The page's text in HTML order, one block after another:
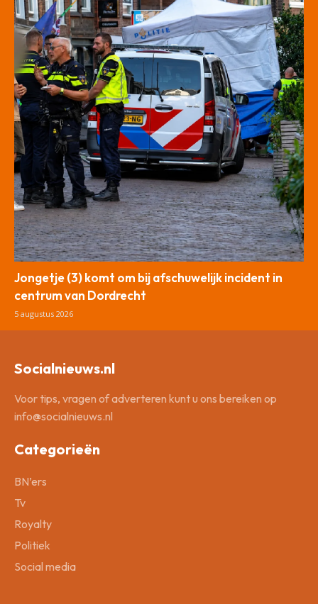
Jongetje (3) komt om bij afschuwelijk incident in
centrum van Dordrecht
5 augustus 2026
Socialnieuws.nl
Voor tips, vragen of adverteren kunt u ons bereiken op
info@socialnieuws.nl
Categorieën
BN’ers
Tv
Royalty
Politiek
Social media